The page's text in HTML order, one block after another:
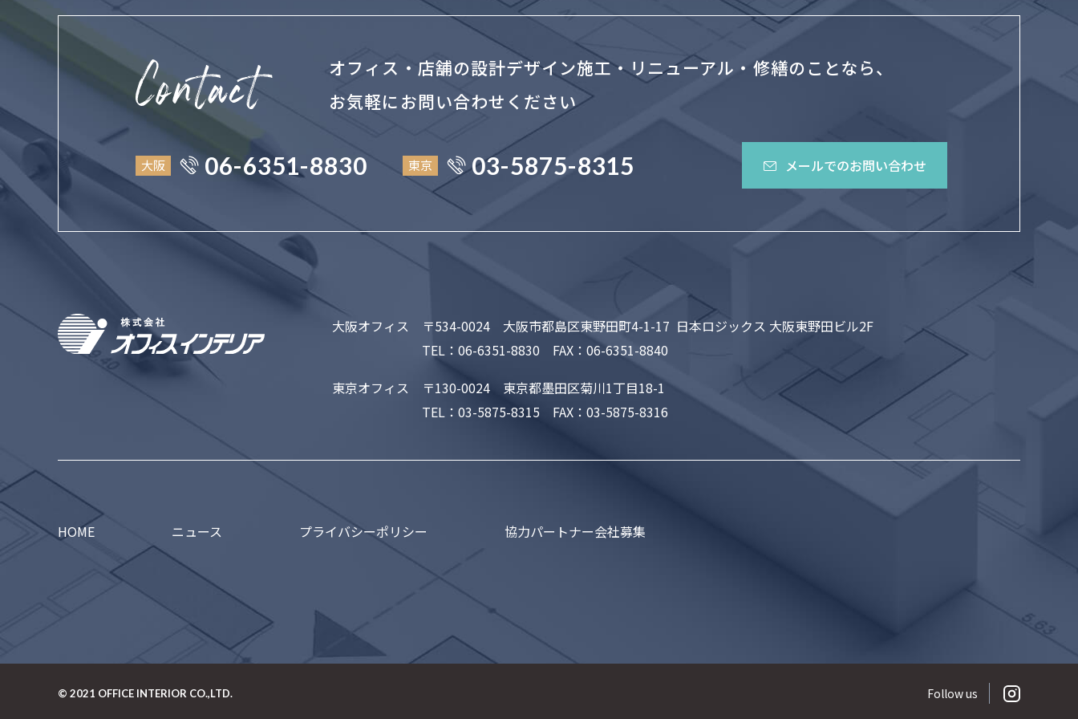
オフィス・店舗の設計デザイン施工・リニューアル・修繕のことなら、
お気軽にお問い合わせください
大阪 06-6351-8830 東京 03-5875-8315 メールでのお問い合わせ
大阪オフィス 〒534-0024 大阪市都島区東野田町4-1-17 日本ロジックス 大阪東野田ビル2F
TEL： 06-6351-8830 FAX：06-6351-8840
東京オフィス
〒130-0024 東京都墨田区菊川1丁目18-1
TEL： 03-5875-8315 FAX：03-5875-8316
HOME ニュース プライバシーポリシー 協力パートナー会社募集
© 2021 OFFICE INTERIOR CO.,LTD. Follow us